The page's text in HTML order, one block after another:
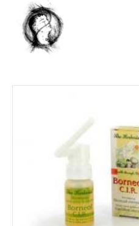
REFERENTIES
CONTACT & TARIEF